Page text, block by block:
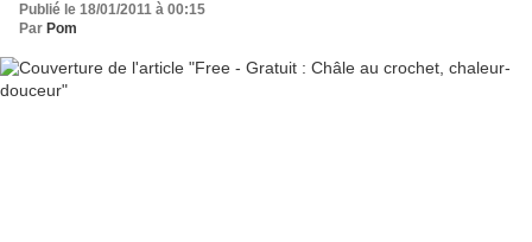
Publié le 18/01/2011 à 00:15
Par Pom